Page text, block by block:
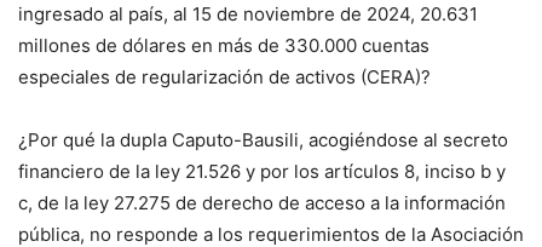
ingresado al país, al 15 de noviembre de 2024, 20.631
millones de dólares en más de 330.000 cuentas
especiales de regularización de activos (CERA)?
¿Por qué la dupla Caputo-Bausili, acogiéndose al secreto
financiero de la ley 21.526 y por los artículos 8, inciso b y
c, de la ley 27.275 de derecho de acceso a la información
pública, no responde a los requerimientos de la Asociación